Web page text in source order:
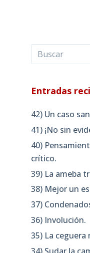
Entradas
42) Un caso
41) ¡No sin
40)
crítico.
39) La ameba
38) Mejor un
37)
36) Involución.
35) La